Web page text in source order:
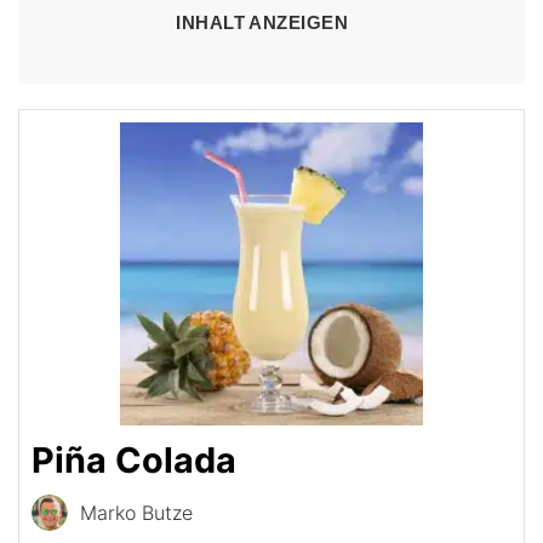
INHALT ANZEIGEN
Piña Colada
Marko Butze